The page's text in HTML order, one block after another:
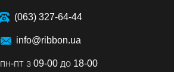
(063) 327-64-44
info@ribbon.ua
пн-пт з 09-00 до 18-00